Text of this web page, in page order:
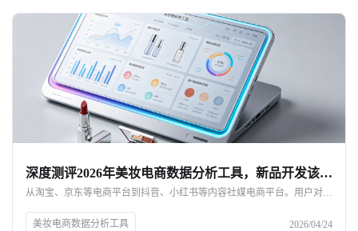
深度测评2026年美妆电商数据分析工具，新品开发该选哪个平台？
从淘宝、京东等电商平台到抖音、小红书等内容社媒电商平台。用户对美妆品牌的喜好都不一样。那所有平台的数据是分开的，你知道这些数据是可以看到一些新品研发的方向，但是你没有办法把他们放在一起去研究，因为数据的整合比较费劲。因此需要借助电商数据分析工具，但这些工具本身侧重点页不同，下面我们就分析下这些工具的特点。
美妆电商数据分析工具 2026/04/24